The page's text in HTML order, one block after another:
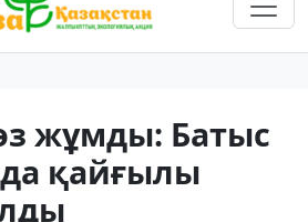
жұмды: Батыс
қайғылы